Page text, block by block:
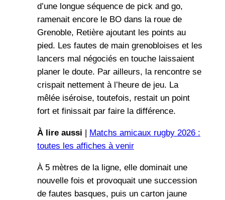
d’une longue séquence de pick and go,
ramenait encore le BO dans la roue de
Grenoble, Retière ajoutant les points au
pied. Les fautes de main grenobloises et les
lancers mal négociés en touche laissaient
planer le doute. Par ailleurs, la rencontre se
crispait nettement à l’heure de jeu. La
mêlée iséroise, toutefois, restait un point
fort et finissait par faire la différence.
À lire aussi
Matchs amicaux rugby 2026 :
toutes les affiches à venir
À 5 mètres de la ligne, elle dominait une
nouvelle fois et provoquait une succession
de fautes basques, puis un carton jaune